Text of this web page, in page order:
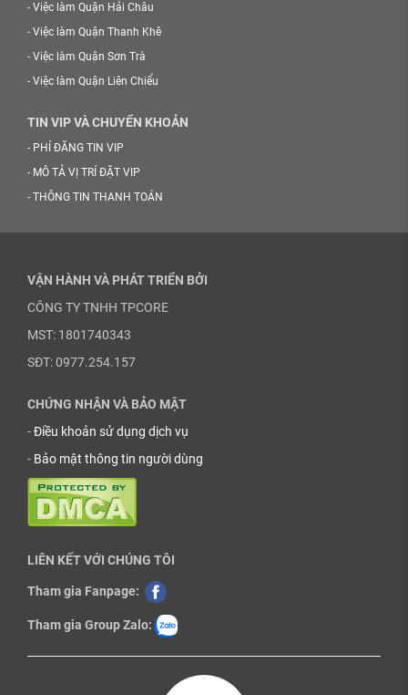
- Việc làm Quận Hải Châu
- Việc làm Quận Thanh Khê
- Việc làm Quận Sơn Trà
- Việc làm Quận Liên Chiểu
TIN VIP VÀ CHUYỂN KHOẢN
- PHÍ ĐĂNG TIN VIP
- MÔ TẢ VỊ TRÍ ĐẶT VIP
- THÔNG TIN THANH TOÁN
VẬN HÀNH VÀ PHÁT TRIỂN BỞI
CÔNG TY TNHH TPCORE
MST: 1801740343
SĐT: 0977.254.157
CHỨNG NHẬN VÀ BẢO MẬT
-Điều khoản sử dụng dịch vụ
- Bảo mật thông tin người dùng
LIÊN KẾT VỚI CHÚNG TÔI
Tham gia Fanpage:
Tham gia Group Zalo: